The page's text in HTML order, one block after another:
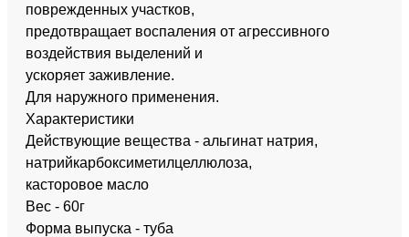
поврежденных участков,
предотвращает воспаления от агрессивного
воздействия выделений и
ускоряет заживление.
Для наружного применения.
Характеристики
Действующие вещества - альгинат натрия,
натрийкарбоксиметилцеллюлоза,
касторовое масло
Вес - 60г
Форма выпуска - туба